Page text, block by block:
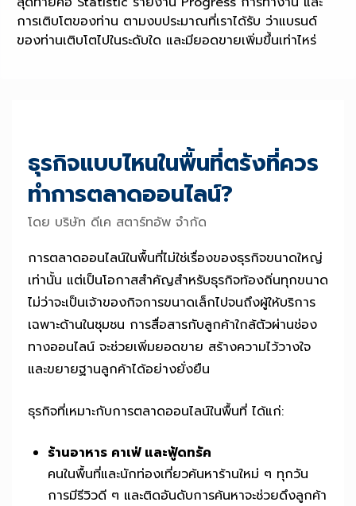
การเติบโตของท่าน ตามงบประมาณที่เราได้รับ ว่าแบรนด์
ของท่านเติบโตไปในระดับใด และมียอดขายเพิ่มขึ้นเท่าไหร่
ธุรกิจแบบไหนในพื้นที่ตรังที่ควร
ทำการตลาดออนไลน์?
โดย บริษัท ดีเค สตาร์ทอัพ จำกัด
การตลาดออนไลน์ในพื้นที่ไม่ใช่เรื่องของธุรกิจขนาดใหญ่
เท่านั้น แต่เป็นโอกาสสำคัญสำหรับธุรกิจท้องถิ่นทุกขนาด
ไม่ว่าจะเป็นเจ้าของกิจการขนาดเล็กไปจนถึงผู้ให้บริการ
เฉพาะด้านในชุมชน การสื่อสารกับลูกค้าใกล้ตัวผ่านช่อง
ทางออนไลน์ จะช่วยเพิ่มยอดขาย สร้างความไว้วางใจ
และขยายฐานลูกค้าได้อย่างยั่งยืน
ธุรกิจที่เหมาะกับการตลาดออนไลน์ในพื้นที่ ได้แก่:
ร้านอาหาร คาเฟ่ และฟู้ดทรัค
คนในพื้นที่และนักท่องเที่ยวค้นหาร้านใหม่ ๆ ทุกวัน
การมีรีวิวดี ๆ และติดอันดับการค้นหาจะช่วยดึงลูกค้า